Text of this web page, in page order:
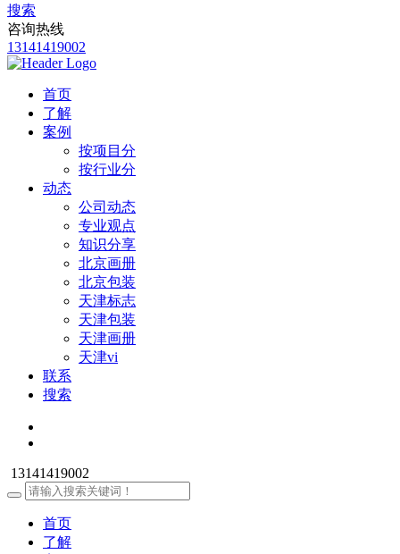
搜索
咨询热线
13141419002
首页
了解
案例
按项目分
按行业分
动态
公司动态
专业观点
知识分享
北京画册
北京包装
天津标志
天津包装
天津画册
天津vi
联系
搜索
13141419002
首页
了解